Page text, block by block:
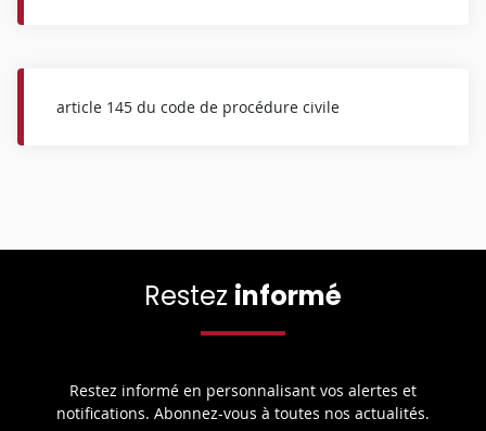
article 145 du code de procédure civile
Restez informé
Restez informé en personnalisant vos alertes et
notifications. Abonnez-vous à toutes nos actualités.